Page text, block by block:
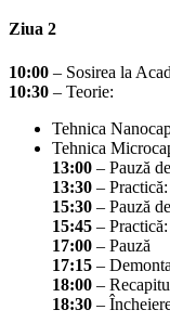
Ziua 2
10:00 – Sosirea la
10:30 – Teorie:
Tehnica
Tehnica
13:00 – Pauză
13:30 –
15:30 – Pauză
15:45 –
17:00 – Pauză
17:15 –
18:00 –
18:30 –